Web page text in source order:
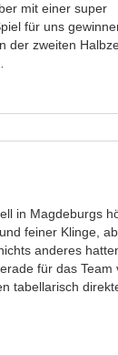
mit einer super
für uns
der zweiten
in Magdeburgs
feiner Klinge,
anderes
für das Team
tabellarisch